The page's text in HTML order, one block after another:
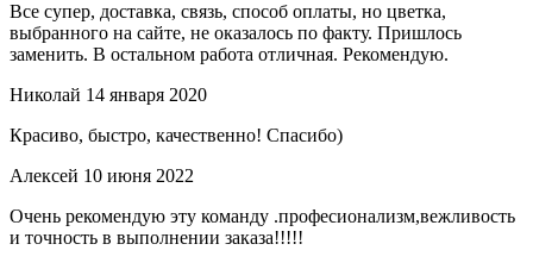
Все супер, доставка, связь, способ оплаты, но цветка,
выбранного на сайте, не оказалось по факту. Пришлось
заменить. В остальном работа отличная. Рекомендую.
Николай 14 января 2020
Красиво, быстро, качественно! Спасибо)
Алексей 10 июня 2022
Очень рекомендую эту команду .професионализм,вежливость
и точность в выполнении заказа!!!!!